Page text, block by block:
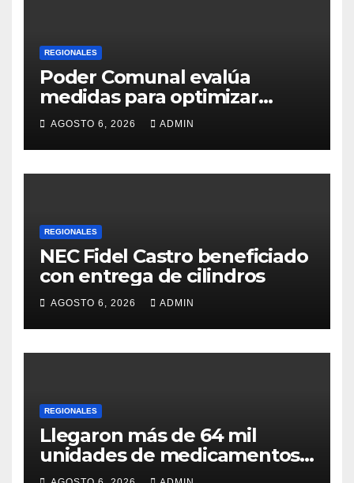
REGIONALES
Poder Comunal evalúa
medidas para optimizar
servicio de agua
AGOSTO 6, 2026 ADMIN
REGIONALES
NEC Fidel Castro beneficiado
con entrega de cilindros
AGOSTO 6, 2026 ADMIN
REGIONALES
Llegaron más de 64 mil
unidades de medicamentos
e insumos